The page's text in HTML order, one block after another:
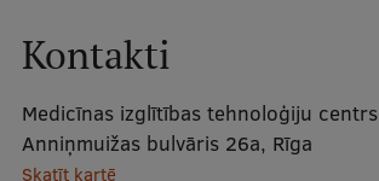
Kontakti
Mobile
Kontakti
Medicīnas izglītības tehnoloģiju centrs
Anniņmuižas bulvāris 26a, Rīga
Skatīt kartē